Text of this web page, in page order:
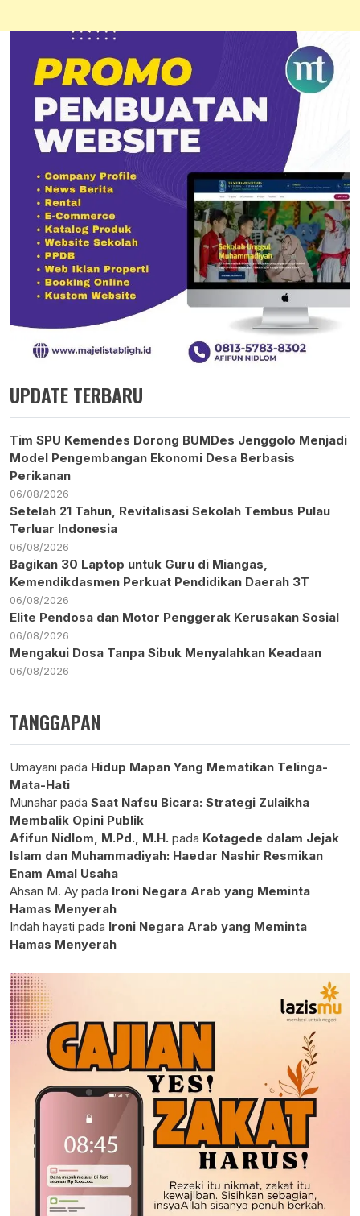
UPDATE TERBARU
Tim SPU Kemendes Dorong BUMDes Jenggolo Menjadi
Model Pengembangan Ekonomi Desa Berbasis
Perikanan
06/08/2026
Setelah 21 Tahun, Revitalisasi Sekolah Tembus Pulau
Terluar Indonesia
06/08/2026
Bagikan 30 Laptop untuk Guru di Miangas,
Kemendikdasmen Perkuat Pendidikan Daerah 3T
06/08/2026
Elite Pendosa dan Motor Penggerak Kerusakan Sosial
06/08/2026
Mengakui Dosa Tanpa Sibuk Menyalahkan Keadaan
06/08/2026
TANGGAPAN
Umayani pada Hidup Mapan Yang Mematikan Telinga-
Mata-Hati
Munahar pada Saat Nafsu Bicara: Strategi Zulaikha
Membalik Opini Publik
Afifun Nidlom, M.Pd., M.H. pada Kotagede dalam Jejak
Islam dan Muhammadiyah: Haedar Nashir Resmikan
Enam Amal Usaha
Ahsan M. Ay pada Ironi Negara Arab yang Meminta
Hamas Menyerah
Indah hayati pada Ironi Negara Arab yang Meminta
Hamas Menyerah